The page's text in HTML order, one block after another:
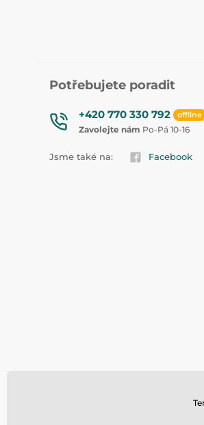
Potřebujete poradit
+420 770 330 792 offline
Zavolejte nám Po-Pá 10-16
Jsme také na: Facebook